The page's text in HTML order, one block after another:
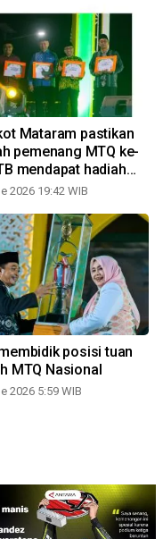
Mataram pastikan
pemenang MTQ ke-
mendapat hadiah
2026 19:42 WIB
posisi tuan
MTQ Nasional
2026 5:59 WIB